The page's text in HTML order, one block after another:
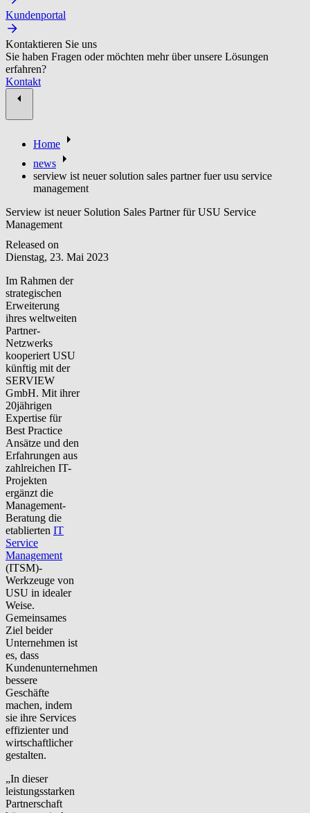
Kundenportal
Kontaktieren Sie uns
Sie haben Fragen oder möchten mehr über unsere Lösungen
erfahren?
Kontakt
Home
news
serview ist neuer solution sales partner fuer usu service
management
Serview ist neuer Solution Sales Partner für USU Service
Management
Released on
Dienstag, 23. Mai 2023
Im Rahmen der
strategischen
Erweiterung
ihres weltweiten
Partner-
Netzwerks
kooperiert USU
künftig mit der
SERVIEW
GmbH. Mit ihrer
20jährigen
Expertise für
Best Practice
Ansätze und den
Erfahrungen aus
zahlreichen IT-
Projekten
ergänzt die
Management-
Beratung die
etablierten IT
Service
Management
(ITSM)-
Werkzeuge von
USU in idealer
Weise.
Gemeinsames
Ziel beider
Unternehmen ist
es, dass
Kundenunternehmen
bessere
Geschäfte
machen, indem
sie ihre Services
effizienter und
wirtschaftlicher
gestalten.
„In dieser
leistungsstarken
Partnerschaft